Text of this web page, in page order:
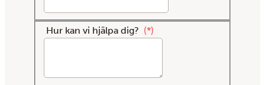
Hur kan vi hjälpa dig? *